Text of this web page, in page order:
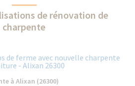
de rénovation de
charpente
à Alixan (26300)